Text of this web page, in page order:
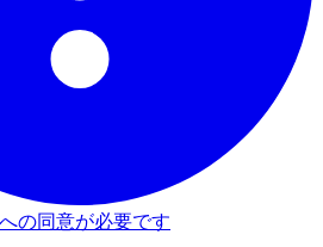
の同意が必要です